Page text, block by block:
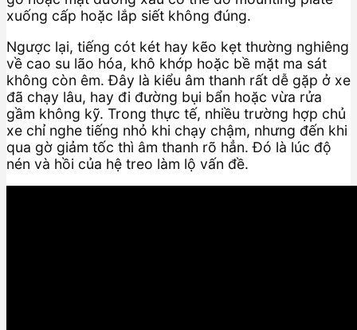
xuống cấp hoặc lắp siết không đúng.
Ngược lại, tiếng cót két hay kẽo kẹt thường nghiêng
về cao su lão hóa, khô khớp hoặc bề mặt ma sát
không còn êm. Đây là kiểu âm thanh rất dễ gặp ở xe
đã chạy lâu, hay đi đường bụi bẩn hoặc vừa rửa
gầm không kỹ. Trong thực tế, nhiều trường hợp chủ
xe chỉ nghe tiếng nhỏ khi chạy chậm, nhưng đến khi
qua gờ giảm tốc thì âm thanh rõ hẳn. Đó là lúc độ
nén và hồi của hệ treo làm lộ vấn đề.